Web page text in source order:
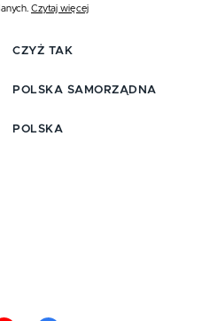
Czytaj więcej
CZYŻ TAK
POLSKA SAMORZĄDNA
POLSKA